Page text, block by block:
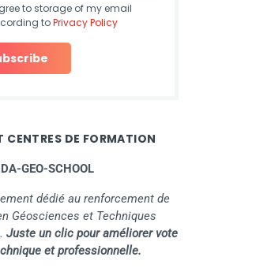
to storage of my email
toPrivacy Policy
CENTRES DE FORMATION
SCHOOL
dédié au renforcement de
Géosciences et Techniques
Juste un clic pour améliorer vote
et professionnelle.